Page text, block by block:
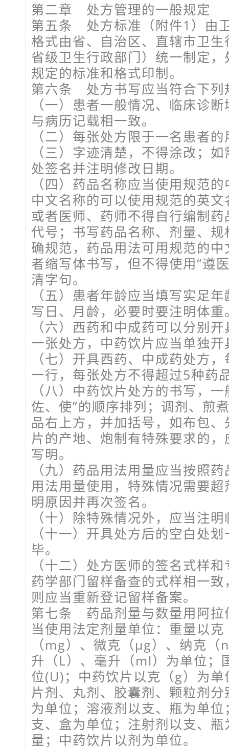
第二章 处方管理的一般规定
第五条 处方标准（附件1）由
格式由省、自治区、直辖市卫
省级卫生行政部门）统一制定
规定的标准和格式印制。
第六条 处方书写应当符合下列
（一）患者一般情况、临床诊
与病历记载相一致。
（二）每张处方限于一名患者
（三）字迹清楚，不得涂改；
处签名并注明修改日期。
（四）药品名称应当使用规范
中文名称的可以使用规范的英
或者医师、药师不得自行编制
代号；书写药品名称、剂量、
确规范，药品用法可用规范的
者缩写体书写，但不得使用“遵
清字句。
（五）患者年龄应当填写实足
写日、月龄，必要时要注明体重
（六）西药和中成药可以分别
一张处方，中药饮片应当单独开
（七）开具西药、中成药处方
一行，每张处方不得超过5种药
（八）中药饮片处方的书写，
佐、使”的顺序排列；调剂、煎
品右上方，并加括号，如布包
片的产地、炮制有特殊要求的
写明。
（九）药品用法用量应当按照
用法用量使用，特殊情况需要
明原因并再次签名。
（十）除特殊情况外，应当注
（十一）开具处方后的空白处
毕。
（十二）处方医师的签名式样
药学部门留样备查的式样相一
则应当重新登记留样备案。
第七条 药品剂量与数量用阿拉
当使用法定剂量单位：重量以
（mg）、微克（μg）、纳克
升（L）、毫升（ml）为单位；
位(U)；中药饮片以克（g）为单
片剂、丸剂、胶囊剂、颗粒剂
为单位；溶液剂以支、瓶为单
支、盒为单位；注射剂以支、
量；中药饮片以剂为单位。